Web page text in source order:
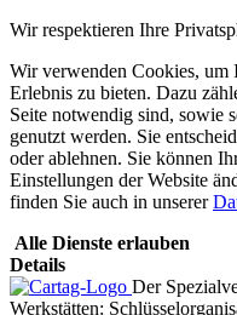
Wir respektieren Ihre
Wir verwenden Cookies, um
Erlebnis zu bieten. Dazu
Seite notwendig sind, sowie
genutzt werden. Sie
oder ablehnen. Sie können
Einstellungen der Website
finden Sie auch in unserer
Alle Dienste erlauben
Details
Der
Werkstätten: